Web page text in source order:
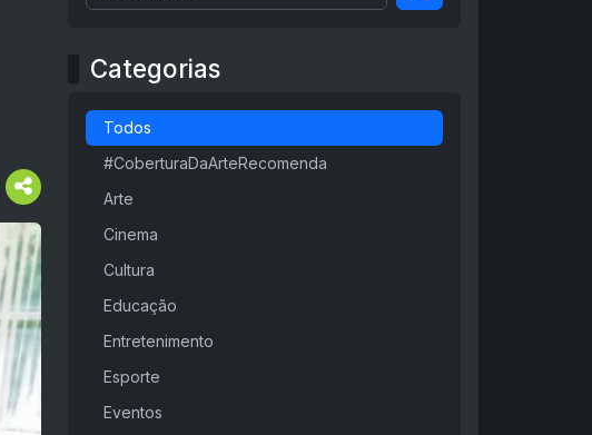
Categorias
Todos
#CoberturaDaArteRecomenda
Arte
Cinema
Cultura
Educação
Entretenimento
Esporte
Eventos